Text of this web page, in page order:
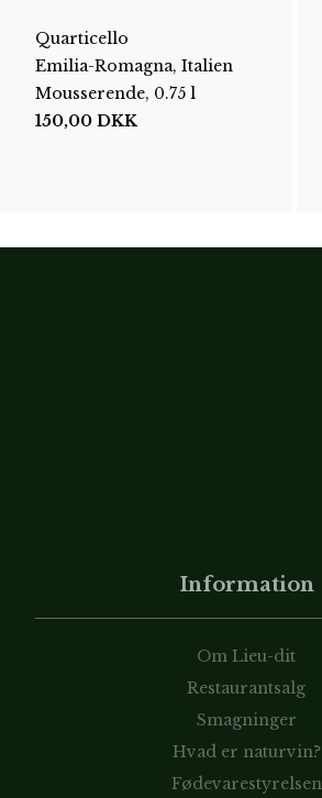
Quarticello
Emilia-Romagna, Italien
Mousserende, 0.75 l
150,00 DKK
Information
Om Lieu-dit
Restaurantsalg
Smagninger
Hvad er naturvin?
Fødevarestyrelsen